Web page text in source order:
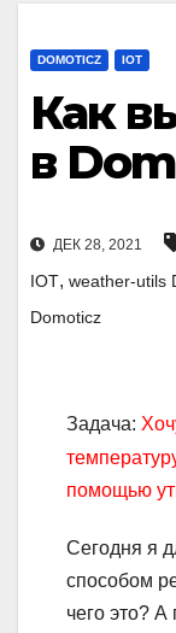
DOMOTICZ IOT
Как
в
ДЕК 28, 2021
IOT, weather-utils
Domoticz
Задача:
помощью
Сегодня я
способом
чего это? А